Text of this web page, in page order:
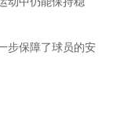
步保障了球员的安